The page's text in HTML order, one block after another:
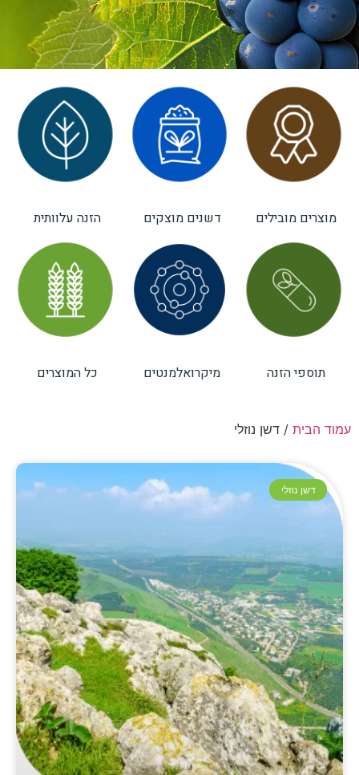
מוצרים מובילים דשנים מוצקים הזנה עלוותית
תוספי הזנה מיקרואלמנטים כל המוצרים
עמוד הבית / דשן נוזלי
דשן נוזלי